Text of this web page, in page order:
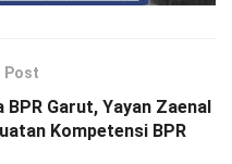
Post
Garut, Yayan Zaenal
Kompetensi BPR